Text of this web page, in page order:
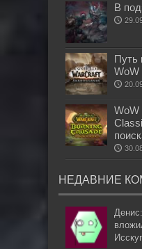
В
Путь
WoW
WoW
НЕДАВНИЕ